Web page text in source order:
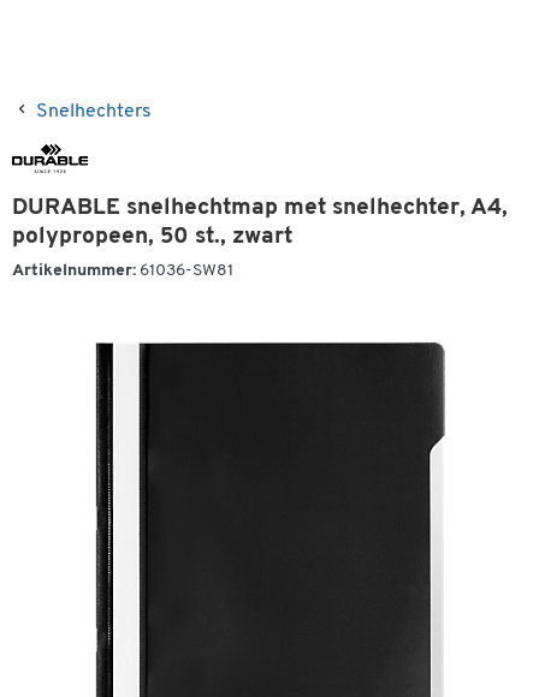
Snelhechters
DURABLE snelhechtmap met snelhechter, A4,
polypropeen, 50 st., zwart
Artikelnummer: 61036-SW81